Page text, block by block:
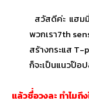
สวัสดีค่ะ แฮมมี่
พวกเรา7th
สร้างกระแส T-
ก็จะเป็นแนวป๊อ
แล้วชื่่อวงละ ทำไมถึ